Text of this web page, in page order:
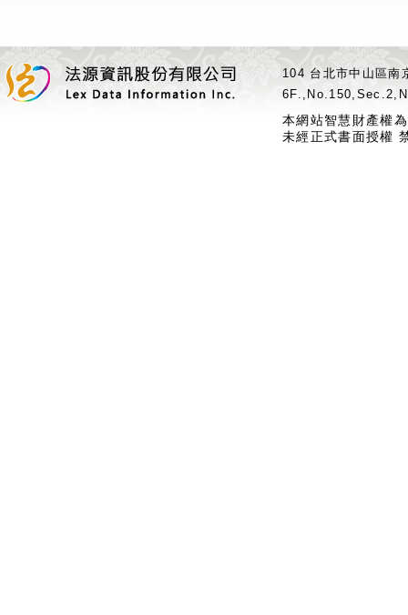
104 台北市中山區
本網站智慧財產權
未經正式書面授權